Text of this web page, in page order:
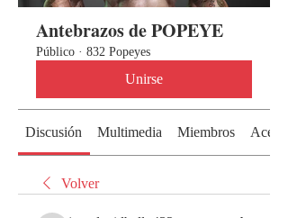
Antebrazos de POPEYE
Público · 832 Popeyes
Unirse
Discusión Multimedia Miembros Acerca
Volver